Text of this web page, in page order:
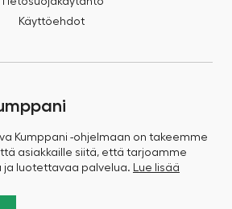
Käyttöehdot
Kumppani -ohjelmaan on takeemme
asiakkaille siitä, että tarjoamme
ja luotettavaa palvelua. Lue lisää